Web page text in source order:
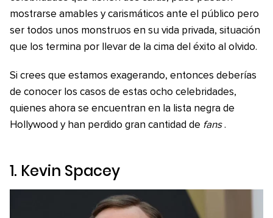
mostrarse amables y carismáticos ante el público pero
ser todos unos monstruos en su vida privada, situación
que los termina por llevar de la cima del éxito al olvido.
Si crees que estamos exagerando, entonces deberías
de conocer los casos de estas ocho celebridades,
quienes ahora se encuentran en la lista negra de
Hollywood y han perdido gran cantidad de fans .
1. Kevin Spacey